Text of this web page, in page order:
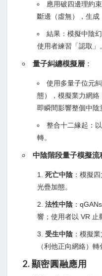
應用破四邊理約
斷邊（虛無），生成
結果：模擬中陰
使用者練習「認取」
量子糾纏模擬層 ：
使用多量子位元
態），模擬業力網絡
即瞬間影響整個中陰
整合十二緣起：
轉。
中陰階段量子模擬流
死亡中陰 ：模擬
光疊加態。
法性中陰 ：
響；使用者以 VR 止
受生中陰 ：模擬
（利他正向網絡）轉
2. 顯密圓融應用